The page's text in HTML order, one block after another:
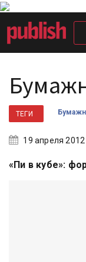
ТЕГИ
19 апреля 2012
«Пи в кубе»: